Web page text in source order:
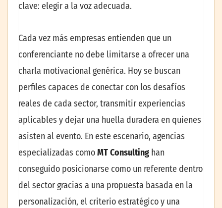
clave: elegir a la voz adecuada.
Cada vez más empresas entienden que un
conferenciante no debe limitarse a ofrecer una
charla motivacional genérica. Hoy se buscan
perfiles capaces de conectar con los desafíos
reales de cada sector, transmitir experiencias
aplicables y dejar una huella duradera en quienes
asisten al evento. En este escenario, agencias
especializadas comoMT Consulting han
conseguido posicionarse como un referente dentro
del sector gracias a una propuesta basada en la
personalización, el criterio estratégico y una